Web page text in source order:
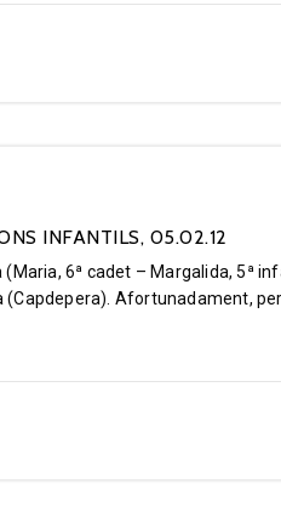
INFANTILS, 05.02.12
6ª cadet – Margalida, 5ª
Afortunadament,